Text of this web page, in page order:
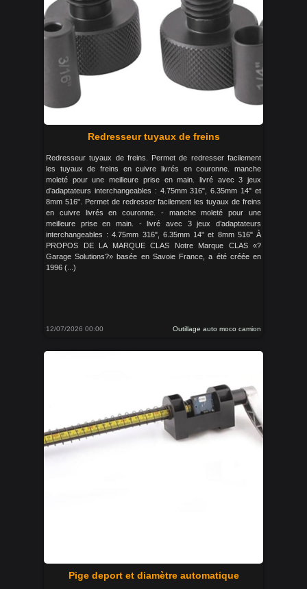
Redresseur tuyaux de freins
Redresseur tuyaux de freins. Permet de redresser facilement
les tuyaux de freins en cuivre livrés en couronne. manche
moleté pour une meilleure prise en main. livré avec 3 jeux
d'adaptateurs interchangeables : 4.75mm 316", 6.35mm 14" et
8mm 516". Permet de redresser facilement les tuyaux de freins
en cuivre livrés en couronne. - manche moleté pour une
meilleure prise en main. - livré avec 3 jeux d’adaptateurs
interchangeables : 4.75mm 316", 6.35mm 14" et 8mm 516" À
PROPOS DE LA MARQUE CLAS Notre Marque CLAS «?
Garage Solutions?» basée en Savoie France, a été créée en
1996 (...)
12/07/2026 00:00 Outillage auto moco camion
Pige deport et diamètre automatique